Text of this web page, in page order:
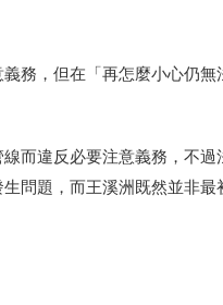
務，但在「再怎麼小心仍
而違反必要注意義務，不
問題，而王溪洲既然並非